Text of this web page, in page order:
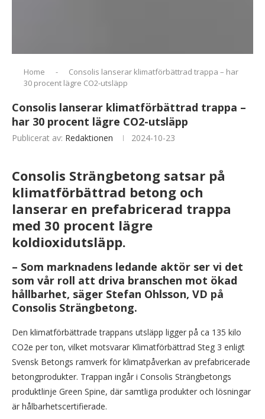
Home -
Consolis lanserar klimatförbättrad trappa – har
30 procent lägre CO2-utsläpp
Consolis lanserar klimatförbättrad trappa –
har 30 procent lägre CO2-utsläpp
Publicerat av: Redaktionen 2024-10-23
Consolis Strängbetong satsar på
klimatförbättrad betong och
lanserar en prefabricerad trappa
med 30 procent lägre
koldioxidutsläpp.
– Som marknadens ledande aktör ser vi det
som vår roll att driva branschen mot ökad
hållbarhet, säger Stefan Ohlsson, VD på
Consolis Strängbetong.
Den klimatförbättrade trappans utsläpp ligger på ca 135 kilo
CO2e per ton, vilket motsvarar Klimatförbättrad Steg 3 enligt
Svensk Betongs ramverk för klimatpåverkan av prefabricerade
betongprodukter. Trappan ingår i Consolis Strängbetongs
produktlinje Green Spine, där samtliga produkter och lösningar
är hålbarhetscertifierade.